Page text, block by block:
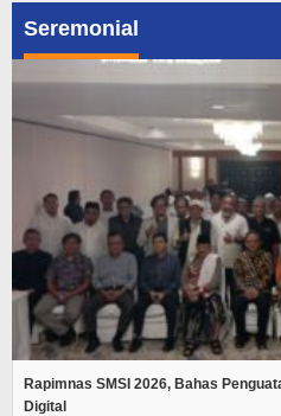
Seremonial
Rapimnas SMSI 2026, Bahas
Digital